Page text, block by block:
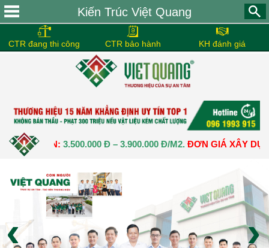
Kiến Trúc Việt Quang
CTR đang thi công CTR bảo hành KH đánh giá
3.500.000 Đ – 3.900.000 Đ/M2.ĐƠN GIÁ XÂY DỰNG NHÀ
›
‹